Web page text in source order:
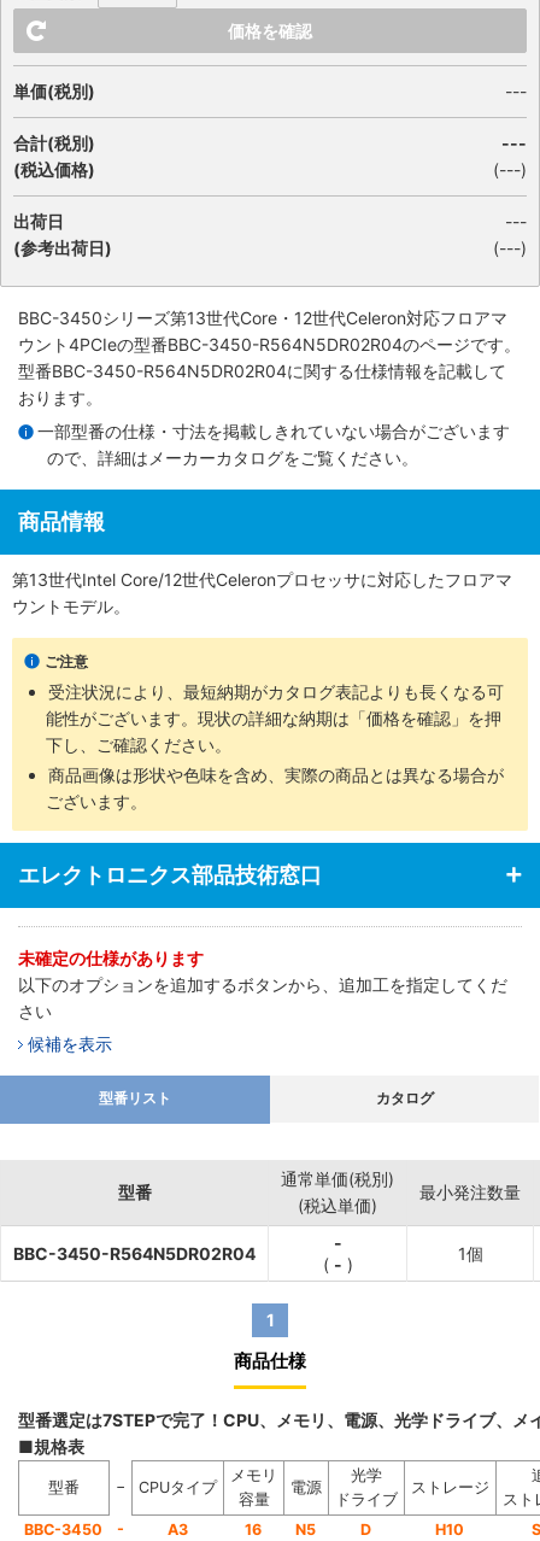
価格を確認
単価(税別) ---
合計(税別)
(税込価格)
---
(---)
出荷日
(参考出荷日)
---
(---)
BBC-3450シリーズ第13世代Core・12世代Celeron対応フロアマ
ウント4PCIeの型番BBC-3450-R564N5DR02R04のページです。
型番BBC-3450-R564N5DR02R04に関する仕様情報を記載して
おります。
一部型番の仕様・寸法を掲載しきれていない場合がございます
ので、詳細は メーカーカタログをご覧ください。
商品情報
第13世代Intel Core/12世代Celeronプロセッサに対応したフロアマ
ウントモデル。
ご注意
受注状況により、最短納期がカタログ表記よりも長くなる可
能性がございます。現状の詳細な納期は「価格を確認」を押
下し、ご確認ください。
商品画像は形状や色味を含め、実際の商品とは異なる場合が
ございます。
エレクトロニクス部品技術窓口
未確定の仕様があります
以下のオプションを追加するボタンから、追加工を指定してくだ
さい
候補を表示
型番リスト カタログ
型番
通常単価(税別)
(税込単価)
最小発注数量
BBC-3450-R564N5DR02R04
-
( - )
1個
1
商品仕様
型番選定は7STEPで完了！CPU、メモリ、電源、光学ドライブ、
■規格表
型番 − CPUタイプ
メモリ
容量
電源
光学
ドライブ
ストレージ
スト
BBC-3450
- A3 16 N5 D H10